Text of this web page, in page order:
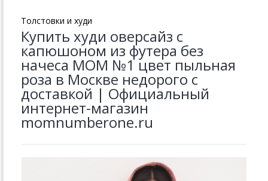
Толстовки и худи
Купить худи оверсайз с
капюшоном из футера без
начеса MOM №1 цвет пыльная
роза в Москве недорого с
доставкой | Официальный
интернет-магазин
momnumberone.ru